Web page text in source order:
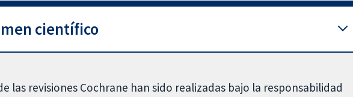
científico
las revisiones Cochrane han sido realizadas bajo la responsabilidad